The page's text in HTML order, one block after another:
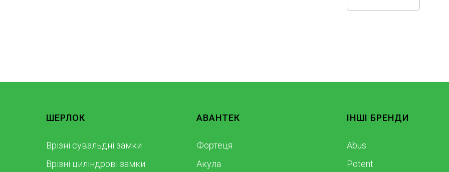
ШЕРЛОК
Врізні сувальдні замки
Врізні циліндрові замки
АВАНТЕК
Фортеця
Акула
ІНШІ БРЕНДИ
Abus
Potent